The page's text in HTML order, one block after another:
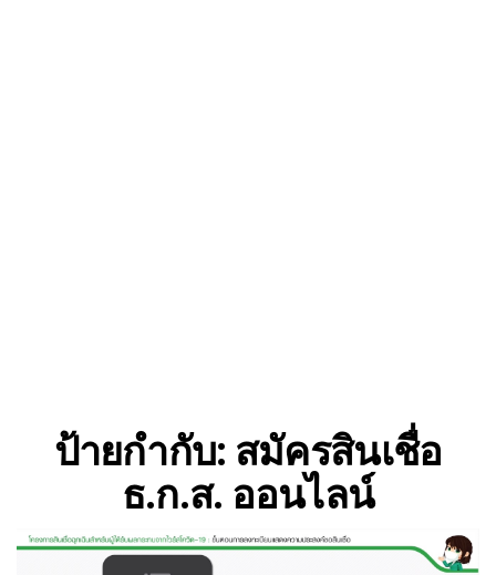
ป้ายกำกับ: สมัครสินเชื่อ
ธ.ก.ส. ออนไลน์